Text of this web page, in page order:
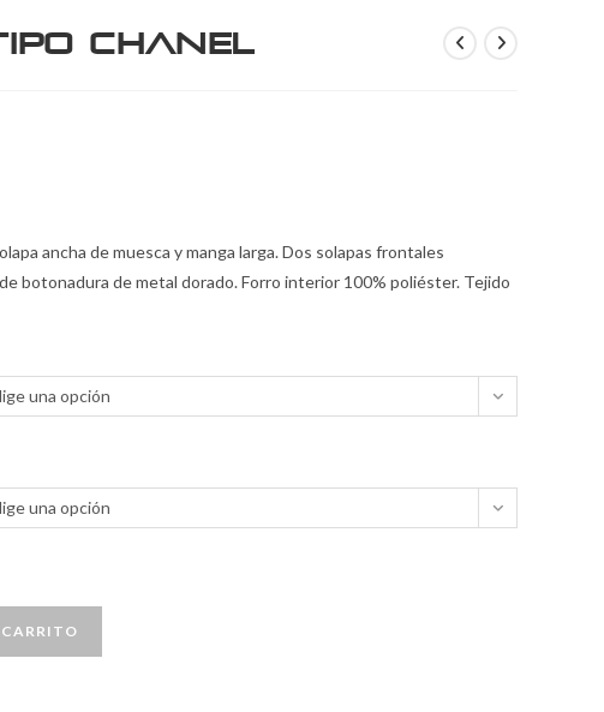
Chanel
ancha de muesca y manga larga. Dos solapas frontales
botonadura de metal dorado. Forro interior 100% poliéster. Tejido
una opción
una opción